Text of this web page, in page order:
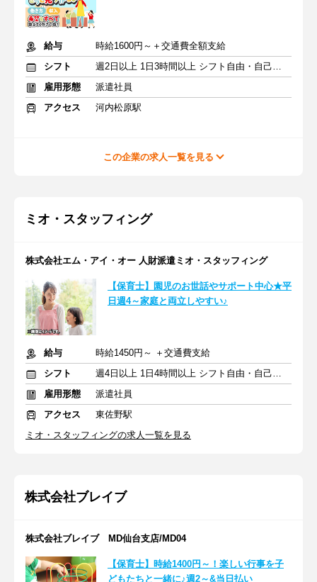
給与
時給1600円～＋交通費全額支給
シフト
週2日以上 1日3時間以上 シフト自由・自己申告
雇用形態
派遣社員
アクセス
河内松原駅
この企業の求人一覧を見る
ミオ・スタッフィング
株式会社エム・アイ・オー 人財派遣ミオ・スタッフィング
【保育士】園児のお世話やサポート中心★平
日週4～家庭と両立しやすい♪
給与
時給1450円～ ＋交通費支給
シフト
週4日以上 1日4時間以上 シフト自由・自己申告
雇用形態
派遣社員
アクセス
東佐野駅
ミオ・スタッフィングの求人一覧を見る
株式会社ブレイブ
株式会社ブレイブ MD仙台支店/MD04
【保育士】時給1400円～！楽しい行事を子
どもたちと一緒に♪週2～&当日払い